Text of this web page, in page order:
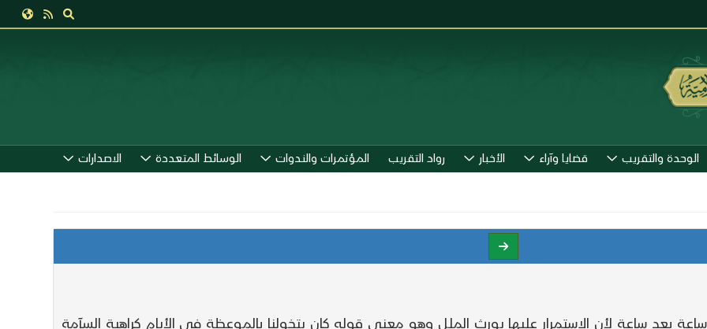
الوحدة والتقريب قضايا وآراء الأخبار رواد التقريب المؤتمرات والندوات الوسائط المتعددة الاصدارات
بعد ساعة لأن الاستمرار عليها يورث الملل وهو معنى قوله كان يتخولنا بالموعظة في الأيام كراهية السآمة